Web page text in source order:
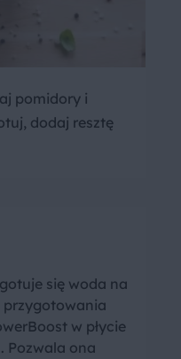
pomidory i
dodaj resztę
się woda na
przygotowania
w płycie
Pozwala ona